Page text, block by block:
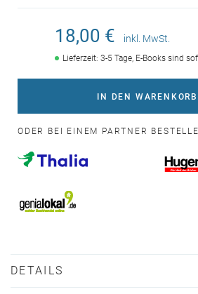
18,00 € inkl. MwSt.
Lieferzeit: 3-5 Tage, E-Books sind
IN DEN WARENKORB
ODER BEI EINEM PARTNER
DETAILS